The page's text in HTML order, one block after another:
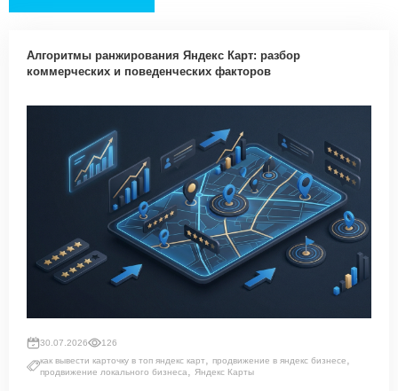
Алгоритмы ранжирования Яндекс Карт: разбор
коммерческих и поведенческих факторов
30.07.2026
126
как вывести карточку в топ яндекс карт, продвижение в яндекс бизнесе,
продвижение локального бизнеса, Яндекс Карты